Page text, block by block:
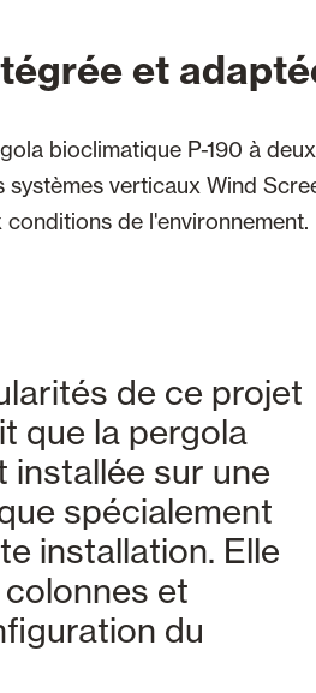
et
bioclimatique P-190 à
verticaux Wind
de l'environnement.
de ce projet
que la pergola
installée sur une
spécialement
installation. Elle
et
du